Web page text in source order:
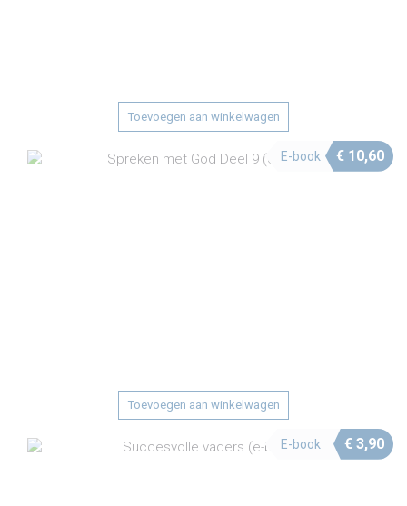
Toevoegen aan winkelwagen
E-book € 10,60
Toevoegen aan winkelwagen
E-book € 3,90